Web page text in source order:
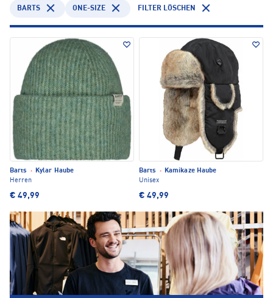
BARTS ONE-SIZE FILTER LÖSCHEN
Barts ·
Kylar Haube
Herren
€ 49,99
Barts ·
Kamikaze Haube
Unisex
€ 49,99